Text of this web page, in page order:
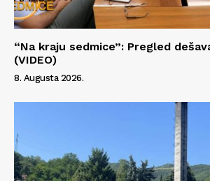
Info
“Na kraju sedmice”: Pregled
(VIDEO)
8. Augusta 2026.